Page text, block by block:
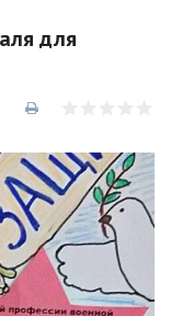
для